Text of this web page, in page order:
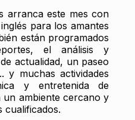
arranca este mes con
para los amantes
están programados
el análisis y
actualidad, un paseo
y muchas actividades
y entretenida de
ambiente cercano y
cualificados.